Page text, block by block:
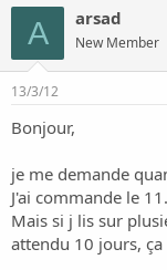
t
e
r
d
l
d
i
s
c
u
t
d
e
t
A arsad
New Member
13/3/12
Bonjour,
je me demande
J'ai commande le
Mais si j lis sur
attendu 10 jours, ça